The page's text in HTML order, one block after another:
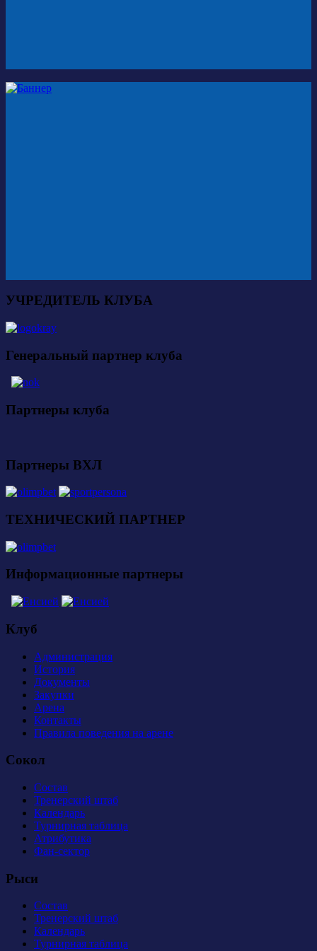
УЧРЕДИТЕЛЬ КЛУБА
Генеральный партнер клуба
Партнеры клуба
Партнеры ВХЛ
ТЕХНИЧЕСКИЙ ПАРТНЕР
Информационные партнеры
Клуб
Администрация
История
Документы
Закупки
Арена
Контакты
Правила поведения на арене
Сокол
Состав
Тренерский штаб
Календарь
Турнирная таблица
Атрибутика
Фан-сектор
Рыси
Состав
Тренерский штаб
Календарь
Турнирная таблица